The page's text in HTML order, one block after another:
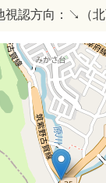
視認方向：↘︎（北